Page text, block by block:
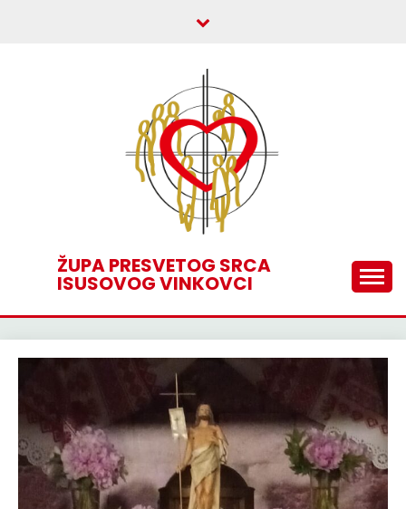
ŽUPA PRESVETOG SRCA
ISUSOVOG VINKOVCI